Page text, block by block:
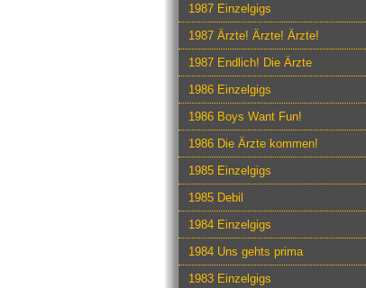
1987 Einzelgigs
1987 Ärzte! Ärzte! Ärzte!
1987 Endlich! Die Ärzte
1986 Einzelgigs
1986 Boys Want Fun!
1986 Die Ärzte kommen!
1985 Einzelgigs
1985 Debil
1984 Einzelgigs
1984 Uns gehts prima
1983 Einzelgigs